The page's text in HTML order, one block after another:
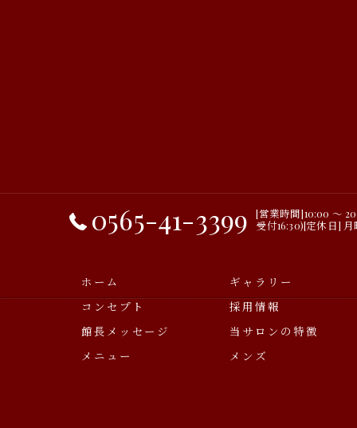
0565-41-3399
[営業時間]10:00 ～
受付16:30)[定休日] 月
ホーム
コンセプト
館長メッセージ
メニュー
ギャラリー
採用情報
当サロンの特徴
メンズ